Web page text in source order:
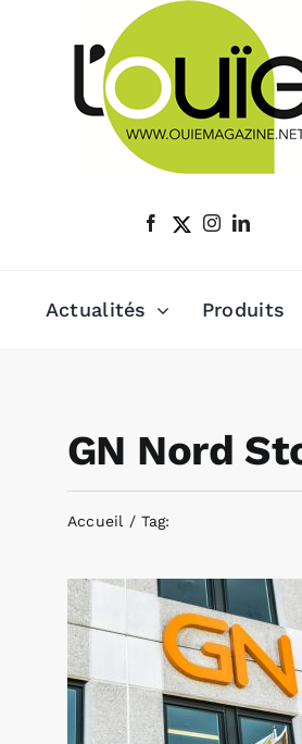
Actualités Produits
GN Nord
Accueil Tag: